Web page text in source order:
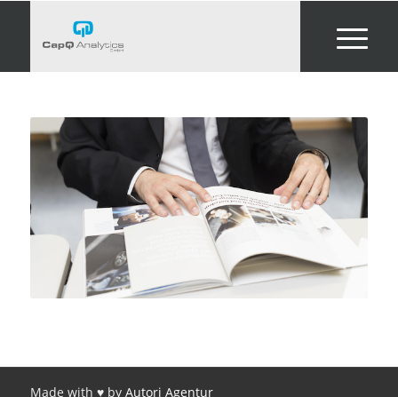
Made with ♥ by Autori Agentur